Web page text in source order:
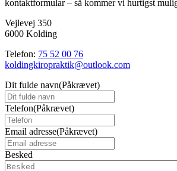
kontaktformular – så kommer vi hurtigst
Vejlevej 350
6000 Kolding
Telefon: 75 52 00 76
koldingkiropraktik@outlook.com
Dit fulde navn(Påkrævet)
Telefon(Påkrævet)
Email adresse(Påkrævet)
Besked